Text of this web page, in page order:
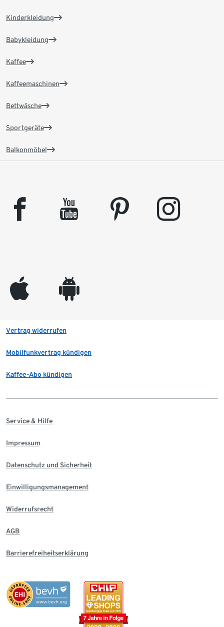
Kinderkleidung
Babykleidung
Kaffee
Kaffeemaschinen
Bettwäsche
Sportgeräte
Balkonmöbel
facebook youtube pinterest instagram
appleinc android
Vertrag widerrufen
Mobilfunkvertrag kündigen
Kaffee-Abo kündigen
Service & Hilfe
Impressum
Datenschutz und Sicherheit
Einwilligungsmanagement
Widerrufsrecht
AGB
Barrierefreiheitserklärung